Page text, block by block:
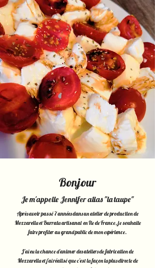
Bonjour
Je m'appelle Jennifer alias "la taupe"
Après avoir passé 7 années dans un atelier de production de
Mozzarella et Burrata artisanal en Ile de France, je souhaite
faire profiter au grand public de mon expérience.
J'ai eu la chance d'animer des ateliers de fabrication de
Mozzarella et j'ai réalisé que c'est la façon la plus directe de